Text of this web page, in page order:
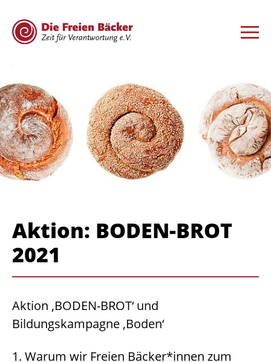
Aktion: BODEN-BROT
2021
Aktion ‚BODEN-BROT‘ und
Bildungskampagne ‚Boden‘
1. Warum wir Freien Bäcker*innen zum